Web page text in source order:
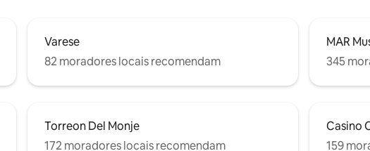
Varese
82 moradores locais recomendam
MAR
345
Torreon Del Monje
172 moradores locais recomendam
Casino
159